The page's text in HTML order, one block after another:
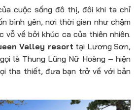
cuộc sống đô thị, đôi khi ta chỉ
bình yên, nơi thời gian như chậm
vỗ về bởi khúc ca của thiên nhiên.
Valley resort tại Lương Sơn,
là Thung Lũng Nữ Hoàng – hiện
tha thiết, đưa bạn trở về với bản